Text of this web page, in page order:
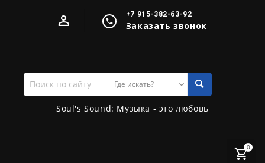
+7 915-382-63-92
Заказать звонок
Поиск
по
сайту
Soul's Sound: Музыка - это любовь
0